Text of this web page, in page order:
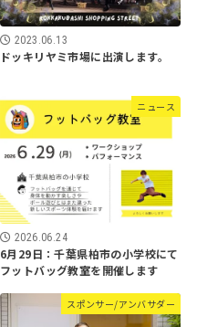
2023.06.13
ドッキリヤミ市場に出演します。
ニュース
2026.06.24
6月29日：千葉県柏市の小学校にて
フットバッグ教室を開催します
スポンサー/アンバサダー